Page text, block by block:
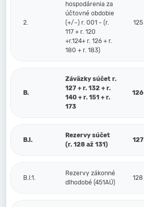
2.
hospodárenia za
účtovné obdobie
(+/–) r. 001 - (r.
117 + r. 120
+r.124+ r. 126 + r.
180 + r. 183)
125
B.
Záväzky súčet r.
127 + r. 132 + r.
140 + r. 151 + r.
173
126
B.I.
Rezervy súčet
(r. 128 až 131)
127
B.I.1.
Rezervy zákonné
dlhodobé (451AÚ)
128